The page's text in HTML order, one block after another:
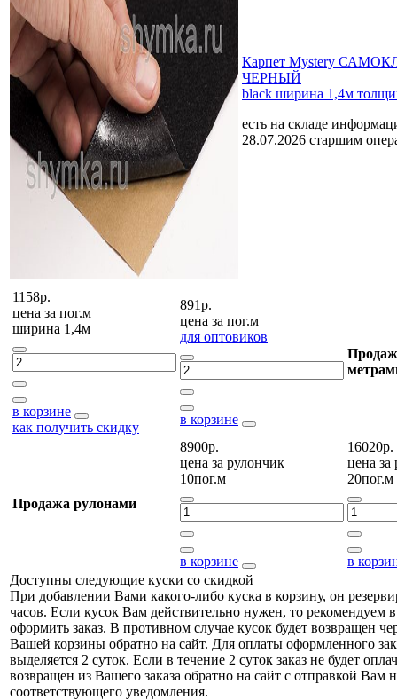
Карпет Mystery
ЧЕРНЫЙ
black ширина 1,4м
есть на складе
28.07.2026 старшим
1158р.
цена за пог.м
ширина 1,4м
в корзине
как получить скидку
891р.
цена за пог.м
для оптовиков
в корзине
Продажа рулонами
8900р.
цена за рулончик
10пог.м
в корзине
16020р.
цена за
20пог.м
в
Доступны следующие куски со скидкой
При добавлении Вами какого-либо куска в корзину, он
часов. Если кусок Вам действительно нужен, то рекомендуем
оформить заказ. В противном случае кусок будет возвращен
Вашей корзины обратно на сайт. Для оплаты оформленного
выделяется 2 суток. Если в течение 2 суток заказ не будет
возвращен из Вашего заказа обратно на сайт с отправкой Вам
соответствующего уведомления.